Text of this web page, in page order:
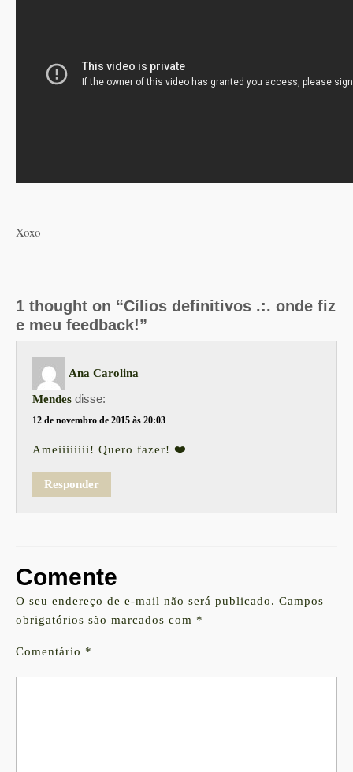
Xoxo
1 thought on “Cílios definitivos .:. onde fiz
e meu feedback!”
Ana Carolina
Mendes disse:
12 de novembro de 2015 às 20:03
Ameiiiiiiii! Quero fazer! ❤️
Responder
Comente
O seu endereço de e-mail não será publicado. Campos
obrigatórios são marcados com *
Comentário *